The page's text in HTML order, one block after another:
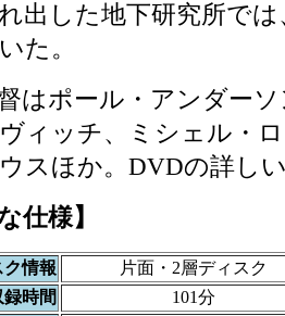
出した地下研究所で
た。
はポール・アンダー
ィッチ、ミシェル・
スほか。DVDの詳し
仕様】
ク情報
片面・2層ディスク
時間
101分